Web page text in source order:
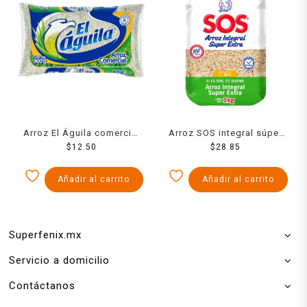
Arroz El Águila comercial
900 g
$12.50
Añadir al carrito
Arroz SOS integral súper
extra 900 g
$28.85
Añadir al carrito
Superfenix.mx
Servicio a domicilio
Contáctanos